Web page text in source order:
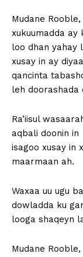
Mudane
xukuumadda ay
loo dhan yahay
xusay in ay
qancinta
leh doorashada
Ra’iisul
aqbali doonin
isagoo xusay in
maarmaan ah.
Waxaa uu ugu
dowladda ku
looga shaqeyn
Mudane